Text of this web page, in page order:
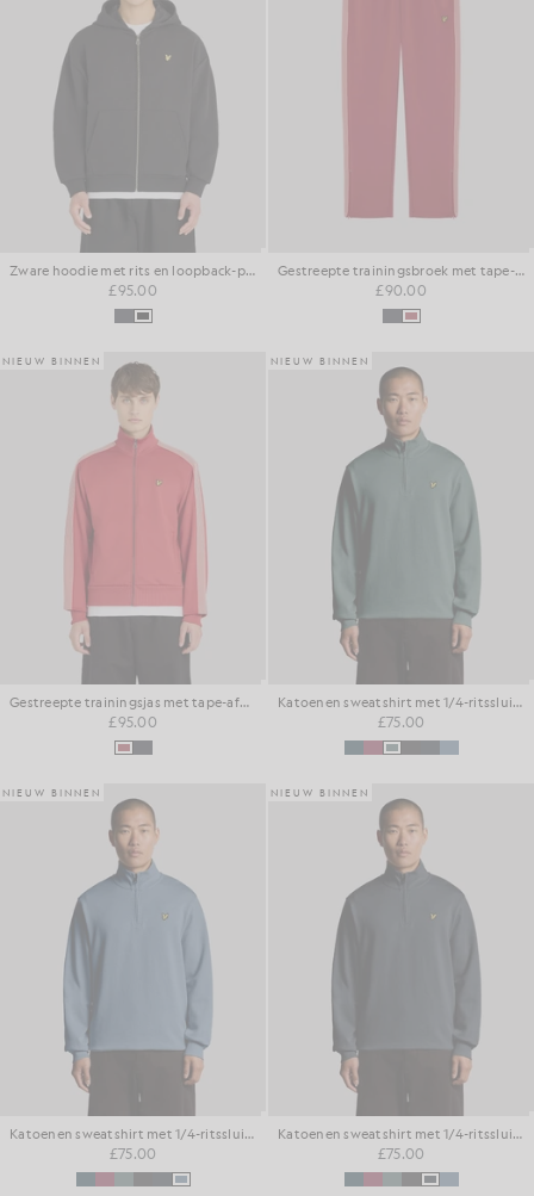
Zware hoodie met rits en loopback-print
£95.00
Gestreepte trainingsbroek met tape-accenten
£90.00
NIEUW BINNEN
Gestreepte trainingsjas met tape-afwerking
£95.00
NIEUW BINNEN
Katoenen sweatshirt met 1/4-ritssluiting voor dagelijks gebruik
£75.00
NIEUW BINNEN
Katoenen sweatshirt met 1/4-ritssluiting voor dagelijks gebruik
£75.00
NIEUW BINNEN
Katoenen sweatshirt met 1/4-ritssluiting voor dagelijks gebruik
£75.00